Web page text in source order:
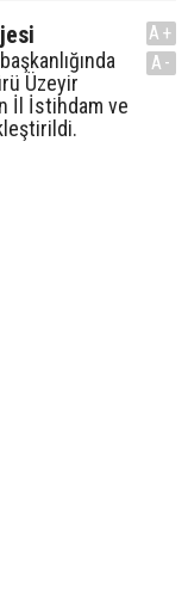
Üzeyir
İl İstihdam ve
A+
A-